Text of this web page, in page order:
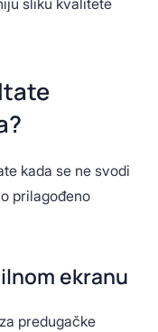
sliku kvalitete
kada se ne svodi
prilagođeno
ekranu
predugačke